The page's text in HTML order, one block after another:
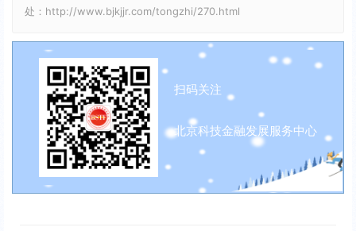
处：http://www.bjkjjr.com/tongzhi/270.html
扫码关注
北京科技金融发展服务中心